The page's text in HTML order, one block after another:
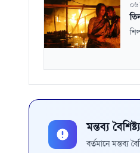
০৬
মন্তব্য
বর্তমানে মন্তব্য